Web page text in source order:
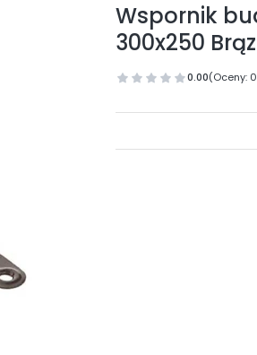
Wspornik
300x250 Brąz
0.00(Oceny: